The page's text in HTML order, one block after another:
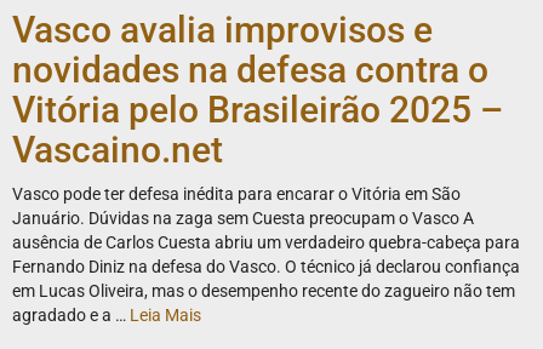
Vasco avalia improvisos e
novidades na defesa contra o
Vitória pelo Brasileirão 2025 –
Vascaino.net
Vasco pode ter defesa inédita para encarar o Vitória em São
Januário. Dúvidas na zaga sem Cuesta preocupam o Vasco A
ausência de Carlos Cuesta abriu um verdadeiro quebra-cabeça para
Fernando Diniz na defesa do Vasco. O técnico já declarou confiança
em Lucas Oliveira, mas o desempenho recente do zagueiro não tem
agradado e a … Leia Mais